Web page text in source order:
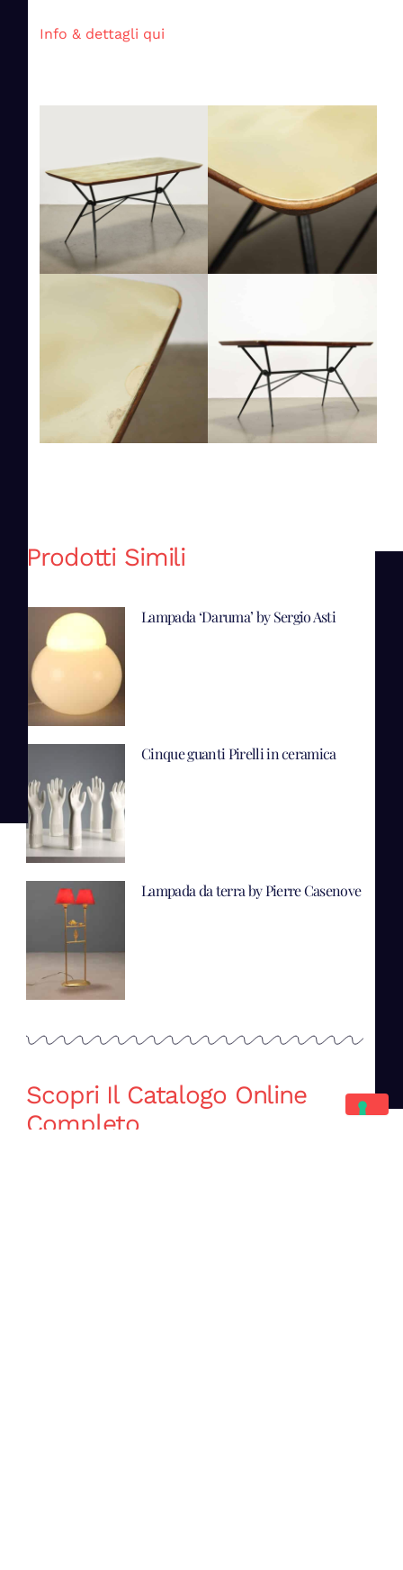
Info & dettagli qui
Prodotti Simili
Lampada ‘Daruma’ by Sergio Asti
Cinque guanti Pirelli in ceramica
Lampada da terra by Pierre Casenove
Scopri Il Catalogo Online
Completo